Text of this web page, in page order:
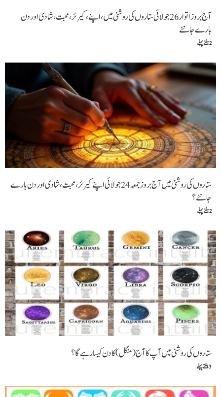
آج بروز اتوار26 جولائی ستاروں کی روشنی میں ،اپنے،کیرئر،محبت ،شادی اور دن
بارے جانئے
2 ہفتے پہلے
ستاروں کی روشنی میں آج بروزجمعہ 24 جولائی اپنے کیرئر،محبت،شادی اور دن بارے
جانئے ؟
2 ہفتے پہلے
ستاروں کی روشنی میں آپ کا آج (منگل) کا دن کیسا رہے گا ؟
3 ہفتے پہلے